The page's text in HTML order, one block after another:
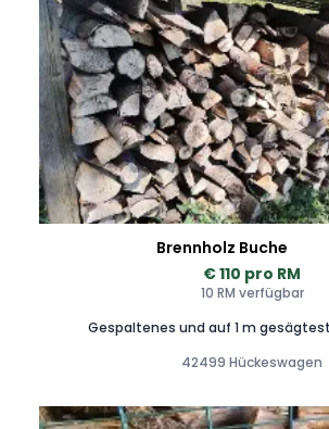
Brennholz Buche
€ 110 pro RM
10 RM verfügbar
Gespaltenes und auf 1 m
42499 Hückeswagen